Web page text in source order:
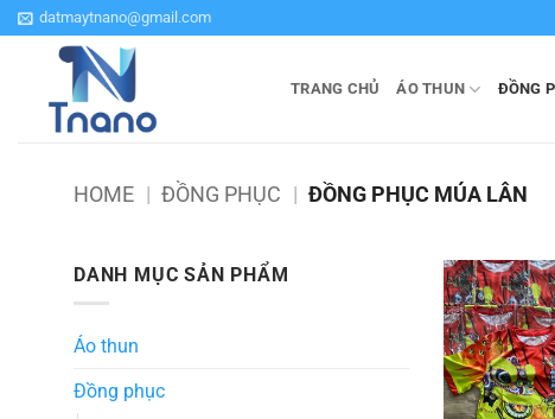
Bỏ
qua
datmaytnano@gmail.com
TRANG CHỦ ÁO THUN ĐỒNG
HOME | ĐỒNG PHỤC | ĐỒNG PHỤC MÚA LÂN
DANH MỤC SẢN PHẨM
Áo thun
Đồng phục